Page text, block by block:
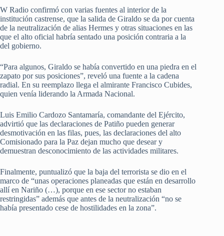
W Radio confirmó con varias fuentes al interior de la
institución castrense, que la salida de Giraldo se da por cuenta
de la neutralización de alias Hermes y otras situaciones en las
que el alto oficial habría sentado una posición contraria a la
del gobierno.
“Para algunos, Giraldo se había convertido en una piedra en el
zapato por sus posiciones”, reveló una fuente a la cadena
radial. En su reemplazo llega el almirante Francisco Cubides,
quien venía liderando la Armada Nacional.
Luis Emilio Cardozo Santamaría, comandante del Ejército,
advirtió que las declaraciones de Patiño pueden generar
desmotivación en las filas, pues, las declaraciones del alto
Comisionado para la Paz dejan mucho que desear y
demuestran desconocimiento de las actividades militares.
Finalmente, puntualizó que la baja del terrorista se dio en el
marco de “unas operaciones planeadas que están en desarrollo
allí en Nariño (…), porque en ese sector no estaban
restringidas” además que antes de la neutralización “no se
había presentado cese de hostilidades en la zona”.